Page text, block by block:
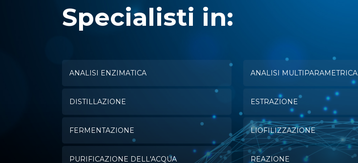
Specialisti in:
ANALISI ENZIMATICA ANALISI MULTIPARAMETRICA
DISTILLAZIONE ESTRAZIONE
FERMENTAZIONE LIOFILIZZAZIONE
PURIFICAZIONE DELL'ACQUA REAZIONE